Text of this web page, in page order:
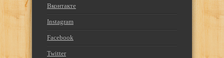
Вконтакте
Instagram
Facebook
Twitter